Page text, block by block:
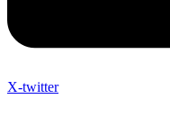
X-twitter